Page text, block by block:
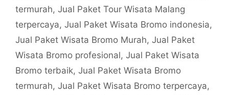
termurah, Jual Paket Tour Wisata Malang
terpercaya, Jual Paket Wisata Bromo indonesia,
Jual Paket Wisata Bromo Murah, Jual Paket
Wisata Bromo profesional, Jual Paket Wisata
Bromo terbaik, Jual Paket Wisata Bromo
termurah, Jual Paket Wisata Bromo terpercaya,